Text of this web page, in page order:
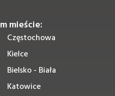
mieście:
Częstochowa
Kielce
Bielsko - Biała
Katowice